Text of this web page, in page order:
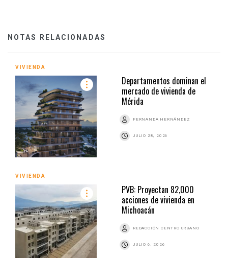
NOTAS RELACIONADAS
VIVIENDA
Departamentos dominan el
mercado de vivienda de
Mérida
FERNANDA HERNÁNDEZ
JULIO 28, 2026
VIVIENDA
PVB: Proyectan 82,000
acciones de vivienda en
Michoacán
REDACCIÓN CENTRO URBANO
JULIO 6, 2026